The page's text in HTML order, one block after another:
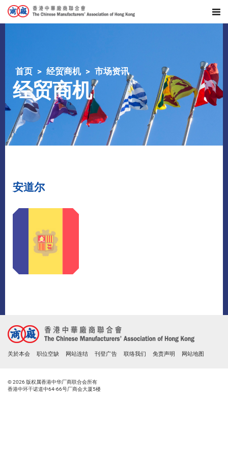
首页 经贸商机 市场资讯
经贸商机
安道尔
关於本会 职位空缺 网站连结 刊登广告 联络我们 免责声明 网站地图
© 2026 版权属香港中华厂商联合会所有
香港中环干诺道中64-66号厂商会大厦5楼